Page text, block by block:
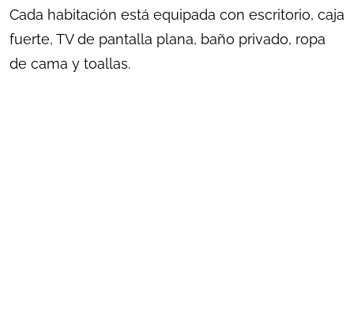
Cada habitación está equipada con escritorio, caja
fuerte, TV de pantalla plana, baño privado, ropa
de cama y toallas.